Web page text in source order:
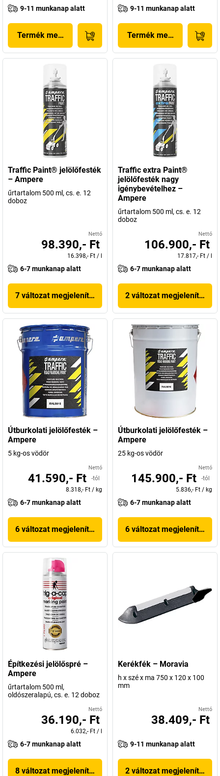
9-11 munkanap alatt
Termék megjelenítése
9-11 munkanap alatt
Termék megjelenítése
Traffic Paint® jelölőfesték
– Ampere
űrtartalom 500 ml, cs. e. 12
doboz
Nettó
98.390,- Ft
16.398,- Ft /
6-7 munkanap alatt
7 változat megjelenítése
Traffic extra Paint®
jelölőfesték nagy
igénybevételhez –
Ampere
űrtartalom 500 ml, cs. e. 12
doboz
Nettó
106.900,- Ft
17.817,- Ft /
6-7 munkanap alatt
2 változat megjelenítése
Útburkolati jelölőfesték –
Ampere
5 kg-os vödör
Nettó
41.590,- Ft
-tól
8.318,- Ft / kg
6-7 munkanap alatt
6 változat megjelenítése
Útburkolati jelölőfesték –
Ampere
25 kg-os vödör
Nettó
145.900,- Ft
-tól
5.836,- Ft / kg
6-7 munkanap alatt
6 változat megjelenítése
Építkezési jelölőspré –
Ampere
űrtartalom 500 ml,
oldószeralapú, cs. e. 12 doboz
Nettó
36.190,- Ft
6.032,- Ft /
6-7 munkanap alatt
8 változat megjelenítése
Kerékfék – Moravia
h x szé x ma 750 x 120 x 100
mm
Nettó
38.409,- Ft
9-11 munkanap alatt
2 változat megjelenítése